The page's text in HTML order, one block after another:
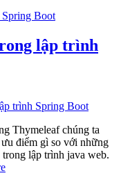
lập trình
trình Spring Boot
Thymeleaf chúng ta
điểm gì so với những
lập trình java web.